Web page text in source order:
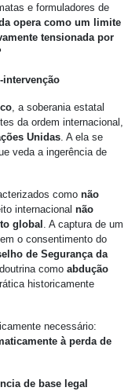
e formuladores de
opera como um limite
tensionada por
, a soberania estatal
da ordem internacional,
Unidas. A ela se
veda a ingerência de
como não
internacional não
global . A captura de um
o consentimento do
de Segurança da
como abdução
historicamente
necessário:
à perda de
de base legal